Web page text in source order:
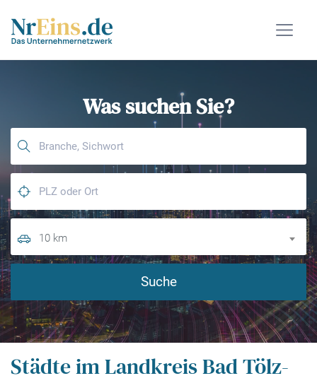
Was suchen Sie?
10 km
Suche
Städte im Landkreis Bad Tölz-